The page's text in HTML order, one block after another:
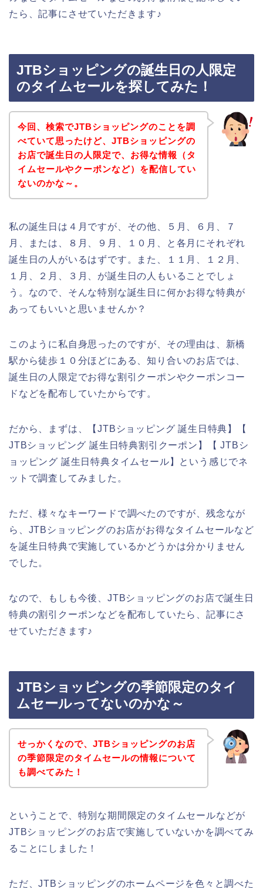
たら、記事にさせていただきます♪
JTBショッピングの誕生日の人限定
のタイムセールを探してみた！
今回、検索でJTBショッピングのことを調
べていて思ったけど、JTBショッピングの
お店で誕生日の人限定で、お得な情報（タ
イムセールやクーポンなど）を配信してい
ないのかな～。
私の誕生日は４月ですが、その他、５月、６月、７
月、または、８月、９月、１０月、と各月にそれぞれ
誕生日の人がいるはずです。また、１１月、１２月、
１月、２月、３月、が誕生日の人もいることでしょ
う。なので、そんな特別な誕生日に何かお得な特典が
あってもいいと思いませんか？
このように私自身思ったのですが、その理由は、新橋
駅から徒歩１０分ほどにある、知り合いのお店では、
誕生日の人限定でお得な割引クーポンやクーポンコー
ドなどを配布していたからです。
だから、まずは、【JTBショッピング 誕生日特典】【
JTBショッピング 誕生日特典割引クーポン】【 JTBシ
ョッピング 誕生日特典タイムセール】という感じでネ
ットで調査してみました。
ただ、様々なキーワードで調べたのですが、残念なが
ら、JTBショッピングのお店がお得なタイムセールなど
を誕生日特典で実施しているかどうかは分かりません
でした。
なので、もしも今後、JTBショッピングのお店で誕生日
特典の割引クーポンなどを配布していたら、記事にさ
せていただきます♪
JTBショッピングの季節限定のタイ
ムセールってないのかな～
せっかくなので、JTBショッピングのお店
の季節限定のタイムセールの情報について
も調べてみた！
ということで、特別な期間限定のタイムセールなどが
JTBショッピングのお店で実施していないかを調べてみ
ることにしました！
ただ、JTBショッピングのホームページを色々と調べた